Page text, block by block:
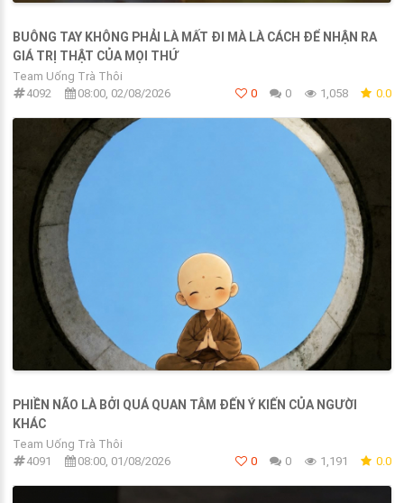
BUÔNG TAY KHÔNG PHẢI LÀ MẤT ĐI MÀ LÀ CÁCH ĐỂ NHẬN RA
GIÁ TRỊ THẬT CỦA MỌI THỨ
Team Uống Trà Thôi
4092
08:00, 02/08/2026 0 0 1,058 0.0
PHIỀN NÃO LÀ BỞI QUÁ QUAN TÂM ĐẾN Ý KIẾN CỦA NGƯỜI
KHÁC
Team Uống Trà Thôi
4091
08:00, 01/08/2026 0 0 1,191 0.0